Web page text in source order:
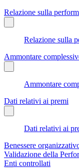
Relazione sulla
Relazione sulla
Ammontare
Ammontare
Dati relativi ai premi
Dati relativi ai
Benessere
Validazione della
Enti controllati